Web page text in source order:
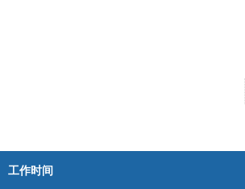
工作时间